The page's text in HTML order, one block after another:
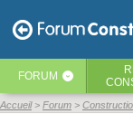
FORUM ‹
Accueil Forum